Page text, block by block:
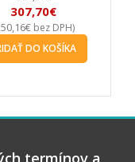
307,70€
€ bez DPH)
DO KOŠÍKA
termínov a